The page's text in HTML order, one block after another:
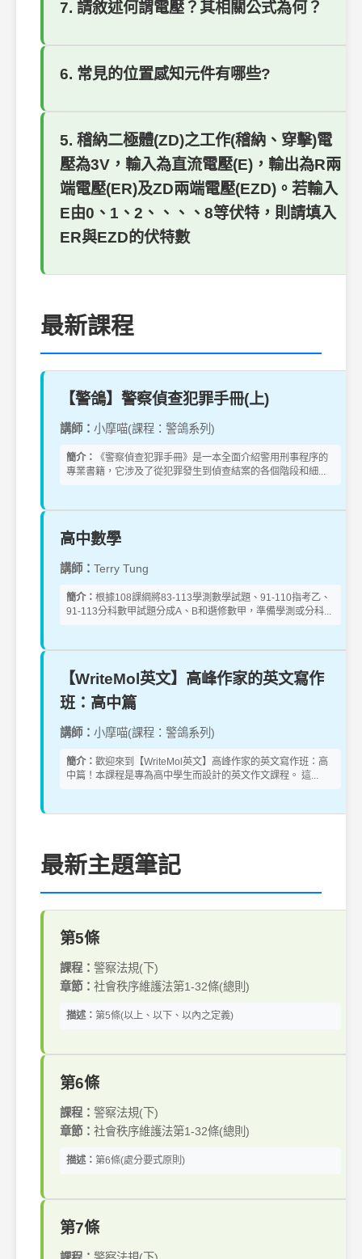
7. 請敘述何謂電壓？其相關公式為何？
6. 常見的位置感知元件有哪些?
5. 稽納二極體(ZD)之工作(稽納、穿擊)電
壓為3V，輸入為直流電壓(E)，輸出為R兩
端電壓(ER)及ZD兩端電壓(EZD)。若輸入
E由0、1、2、、、、8等伏特，則請填入
ER與EZD的伏特數
最新課程
【警鴿】警察偵查犯罪手冊(上)
講師： 小摩喵(課程：警鴿系列)
簡介：
《警察偵查犯罪手冊》是一本全面介紹警用刑事程序的
專業書籍，它涉及了從犯罪發生到偵查結案的各個階段和細...
高中數學
講師： Terry Tung
簡介： 根據108課綱將83-113學測數學試題、91-110指考乙、
91-113分科數甲試題分成A、B和選修數甲，準備學測或分科...
【WriteMol英文】高峰作家的英文寫作
班：高中篇
講師： 小摩喵(課程：警鴿系列)
簡介： 歡迎來到【WriteMol英文】高峰作家的英文寫作班：高
中篇！本課程是專為高中學生而設計的英文作文課程。 這...
最新主題筆記
第5條
課程： 警察法規(下)
章節： 社會秩序維護法第1-32條(總則)
描述： 第5條(以上、以下、以內之定義)
第6條
課程： 警察法規(下)
章節： 社會秩序維護法第1-32條(總則)
描述： 第6條(處分要式原則)
第7條